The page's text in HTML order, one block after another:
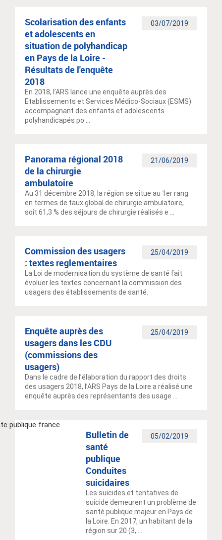
03/07/2019
Scolarisation des enfants
et adolescents en
situation de polyhandicap
en Pays de la Loire -
Résultats de l'enquête
2018
En 2018, l’ARS lance une enquête auprès des
Etablissements et Services Médico-Sociaux (ESMS)
accompagnant des enfants et adolescents
polyhandicapés po ...
21/06/2019
Panorama régional 2018
de la chirurgie
ambulatoire
Au 31 décembre 2018, la région se situe au 1er rang
en termes de taux global de chirurgie ambulatoire,
soit 61,3 % des séjours de chirurgie réalisés e ...
25/04/2019
Commission des usagers
: textes reglementaires
La Loi de modernisation du système de santé fait
évoluer les textes concernant la commission des
usagers des établissements de santé.
25/04/2019
Enquête auprès des
usagers dans les CDU
(commissions des
usagers)
Dans le cadre de l’élaboration du rapport des droits
des usagers 2018, l’ARS Pays de la Loire a réalisé une
enquête auprès des représentants des usage ...
05/02/2019
Bulletin de
santé
publique
Conduites
suicidaires
Les suicides et tentatives de
suicide demeurent un problème de
santé publique majeur en Pays de
la Loire. En 2017, un habitant de la
région sur 20 (3, ...